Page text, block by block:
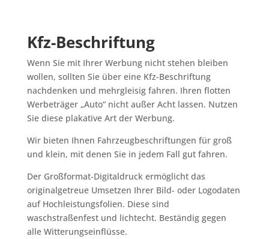
Kfz-Beschriftung
Wenn Sie mit Ihrer Werbung nicht stehen bleiben
wollen, sollten Sie über eine Kfz-Beschriftung
nachdenken und mehrgleisig fahren. Ihren flotten
Werbeträger „Auto“ nicht außer Acht lassen. Nutzen
Sie diese plakative Art der Werbung.
Wir bieten Ihnen Fahrzeugbeschriftungen für groß
und klein, mit denen Sie in jedem Fall gut fahren.
Der Großformat-Digitaldruck ermöglicht das
originalgetreue Umsetzen Ihrer Bild- oder Logodaten
auf Hochleistungsfolien. Diese sind
waschstraßenfest und lichtecht. Beständig gegen
alle Witterungseinflüsse.